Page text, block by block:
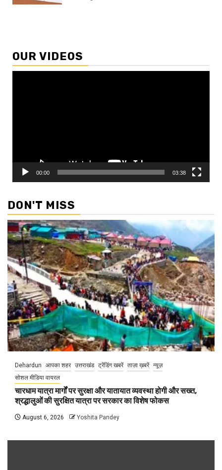
OUR VIDEOS
00:00 03:38
DON'T MISS
Dehardun आपका शहर उत्तराखंड ट्रेंडिंग खबरें ताज़ा ख़बरें न्यूज़
सोशल मीडिया वायरल
चारधाम यात्रा मार्गों पर सुरक्षा और यातायात व्यवस्था होगी और सख्त,
श्रद्धालुओं की सुरक्षित यात्रा पर सरकार का विशेष फोकस
August 6, 2026 Yoshita Pandey